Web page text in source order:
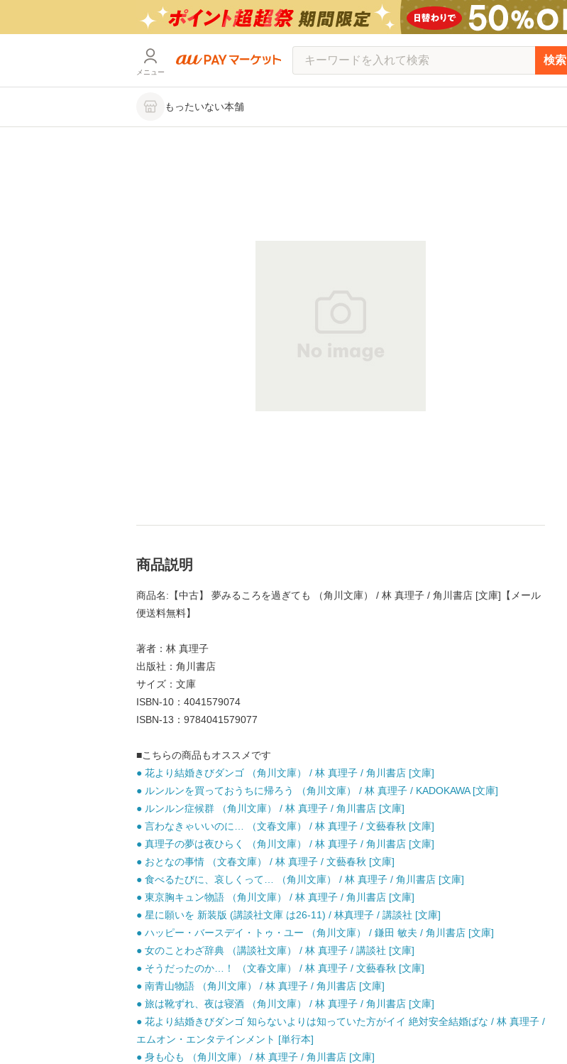
メニュー
検索
もったいない本舗
商品説明
商品名:【中古】 夢みるころを過ぎても （角川文庫） / 林 真理子 / 角川書店 [文庫]【メール
便送料無料】
著者：林 真理子
出版社：角川書店
サイズ：文庫
ISBN-10：4041579074
ISBN-13：9784041579077
■こちらの商品もオススメです
● 花より結婚きびダンゴ （角川文庫） / 林 真理子 / 角川書店 [文庫]
● ルンルンを買っておうちに帰ろう （角川文庫） / 林 真理子 / KADOKAWA [文庫]
● ルンルン症候群 （角川文庫） / 林 真理子 / 角川書店 [文庫]
● 言わなきゃいいのに… （文春文庫） / 林 真理子 / 文藝春秋 [文庫]
● 真理子の夢は夜ひらく （角川文庫） / 林 真理子 / 角川書店 [文庫]
● おとなの事情 （文春文庫） / 林 真理子 / 文藝春秋 [文庫]
● 食べるたびに、哀しくって… （角川文庫） / 林 真理子 / 角川書店 [文庫]
● 東京胸キュン物語 （角川文庫） / 林 真理子 / 角川書店 [文庫]
● 星に願いを 新装版 (講談社文庫 は26-11) / 林真理子 / 講談社 [文庫]
● ハッピー・バースデイ・トゥ・ユー （角川文庫） / 鎌田 敏夫 / 角川書店 [文庫]
● 女のことわざ辞典 （講談社文庫） / 林 真理子 / 講談社 [文庫]
● そうだったのか…！ （文春文庫） / 林 真理子 / 文藝春秋 [文庫]
● 南青山物語 （角川文庫） / 林 真理子 / 角川書店 [文庫]
● 旅は靴ずれ、夜は寝酒 （角川文庫） / 林 真理子 / 角川書店 [文庫]
● 花より結婚きびダンゴ 知らないよりは知っていた方がイイ 絶対安全結婚ばな / 林 真理子 /
エムオン・エンタテインメント [単行本]
● 身も心も （角川文庫） / 林 真理子 / 角川書店 [文庫]